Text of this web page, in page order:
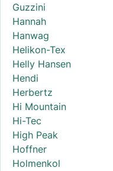
Guzzini
Hannah
Hanwag
Helikon-Tex
Helly Hansen
Hendi
Herbertz
Hi Mountain
Hi-Tec
High Peak
Hoffner
Holmenkol